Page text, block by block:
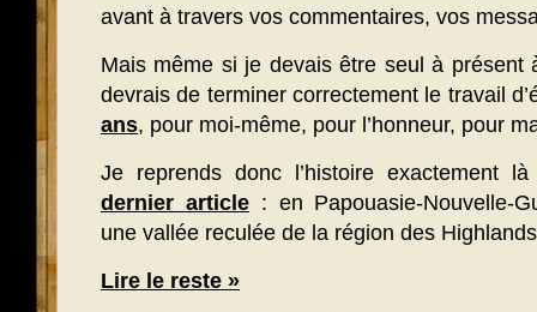
avant à travers vos commentaires, vos
Mais même si je devais être seul à présent
devrais de terminer correctement le travail
ans, pour moi-même, pour l’honneur, pour
Je reprends donc l’histoire exactement
dernier article: en Papouasie-Nouvelle-
une vallée reculée de la région des
Lire le reste »